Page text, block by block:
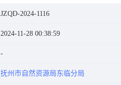
JZQD-2024-1116
2024-11-28 00:38:59
抚州市自然资源局东临分局